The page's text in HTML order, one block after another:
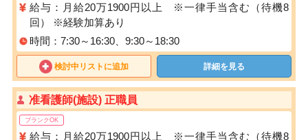
給与：月給20万1900円以上 ※一律手当含む（待機8
回） ※経験加算あり
時間：7:30～16:30、9:30～18:30
検討中リストに追加 詳細を見る
准看護師(施設) 正職員
ブランクOK
給与：月給20万1900円以上 ※一律手当含む（待機8